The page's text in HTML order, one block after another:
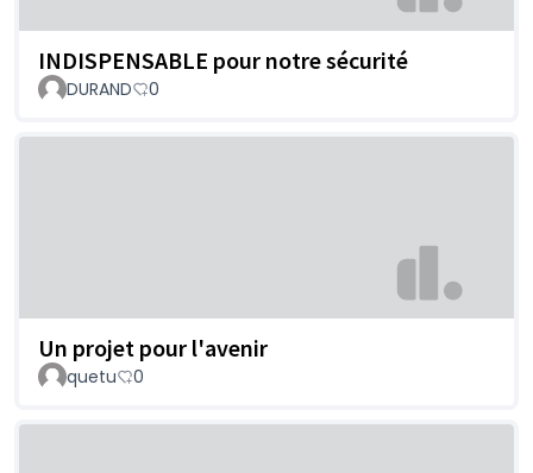
INDISPENSABLE pour notre sécurité
DURAND 0
Un projet pour l'avenir
quetu 0